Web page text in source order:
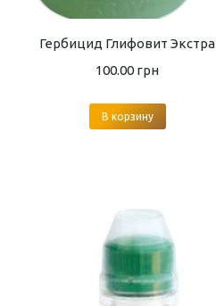
Гербицид Глифовит Экстра
100.00 грн
В корзину